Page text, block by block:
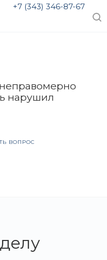
+7 (343) 346-87-67
нарушил
ВОПРОС